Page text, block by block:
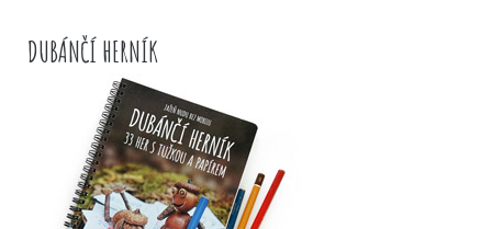
DUBÁNČÍ HERNÍK